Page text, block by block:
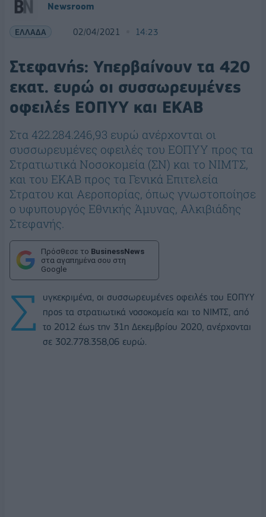
Newsroom
ΕΛΛΑΔΑ 02/04/2021 14:23
Στεφανής: Υπερβαίνουν τα 420
εκατ. ευρώ οι συσσωρευμένες
οφειλές ΕΟΠΥΥ και ΕΚΑΒ
Στα 422.284.246,93 ευρώ ανέρχονται οι
συσσωρευμένες οφειλές του ΕΟΠΥΥ προς τα
Στρατιωτικά Νοσοκομεία (ΣΝ) και το ΝΙΜΤΣ,
και του ΕΚΑΒ προς τα Γενικά Επιτελεία
Στρατου και Αεροπορίας, όπως γνωστοποίησε
ο υφυπουργός Εθνικής Άμυνας, Αλκιβιάδης
Στεφανής.
Πρόσθεσε το BusinessNews
στα αγαπημένα σου στη
Google
Σ
υγκεκριμένα, οι συσσωρευμένες οφειλές του ΕΟΠΥΥ
προς τα στρατιωτικά νοσοκομεία και το ΝΙΜΤΣ, από
το 2012 έως την 31η Δεκεμβρίου 2020, ανέρχονται
σε 302.778.358,06 ευρώ.